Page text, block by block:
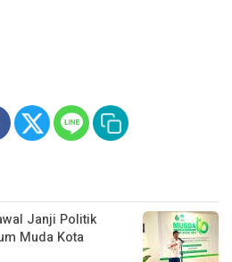
Janji Politik
Muda Kota